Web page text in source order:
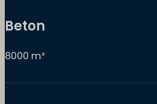
Beton
8000 m³